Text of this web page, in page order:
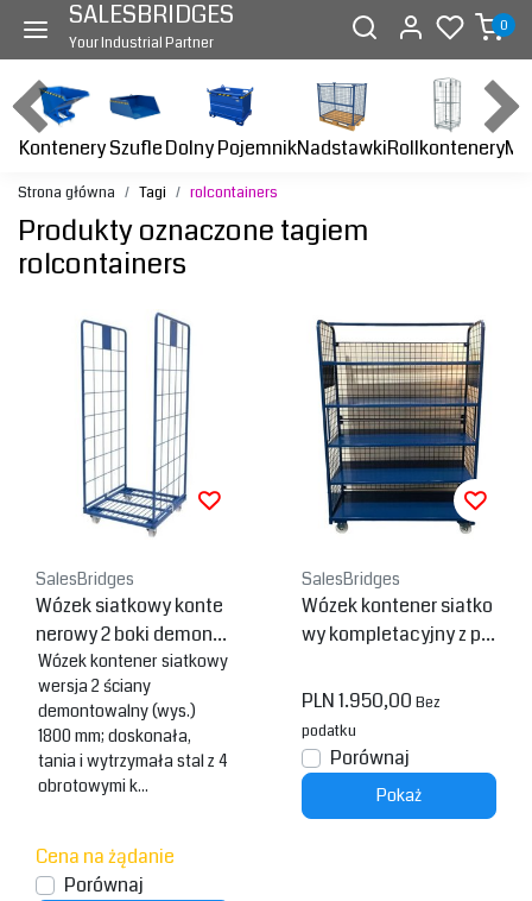
SALESBRIDGES
Your Industrial Partner
0
KontenerySzufleDolny PojemnikNadstawkiRollkontenery
Strona główna Tagi rolcontainers
Produkty oznaczone tagiem
rolcontainers
SalesBridges
Wózek siatkowy konte
nerowy 2 boki demonto
wany (wys.) 1800 mm
malowany proszkowo
RAL5010
Wózek kontener siatkowy
wersja 2 ściany
demontowalny (wys.)
1800 mm; doskonała,
tania i wytrzymała stal z 4
obrotowymi k...
Cena na żądanie
Porównaj
SalesBridges
Wózek kontener siatko
wy kompletacyjny z pó
PLN 1.950,00 Bez
podatku
Porównaj
Pokaż